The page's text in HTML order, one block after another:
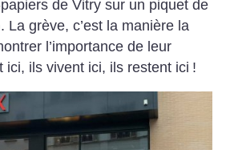
de Vitry sur un piquet de
La grève, c’est la manière la
l’importance de leur
ici, ils vivent ici, ils restent ici !